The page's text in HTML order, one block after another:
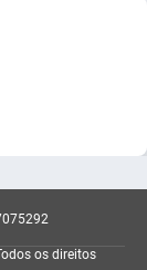
os direitos